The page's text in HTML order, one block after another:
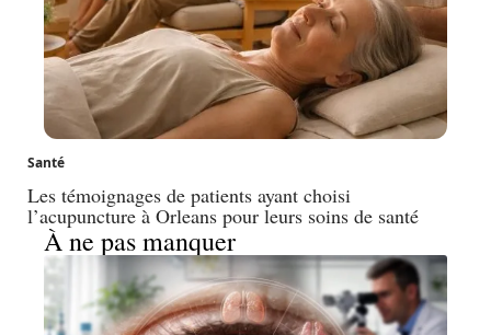
Santé
Les témoignages de patients ayant choisi
l’acupuncture à Orleans pour leurs soins de santé
À ne pas manquer